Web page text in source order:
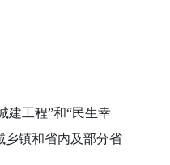
建工程”和“民生幸
乡镇和省内及部分省